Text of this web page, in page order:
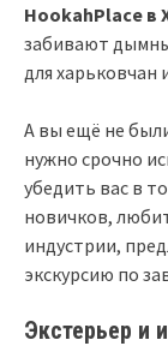
HookahPlace в
забивают
для харьковчан
А вы ещё не
нужно срочно
убедить вас в
новичков,
индустрии,
экскурсию по
Экстерьер и